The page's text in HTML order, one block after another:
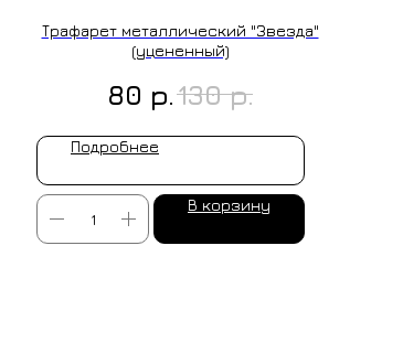
Трафарет металлический "Звезда"
(уцененный)
80 р.130 р.
Подробнее
В корзину